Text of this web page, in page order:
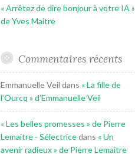
« Arrêtez de dire bonjour à votre IA »
de Yves Maitre
Commentaires récents
Emmanuelle Veil dans « La fille de
l’Ourcq » d’Emmanuelle Veil
« Les belles promesses » de Pierre
Lemaitre - Sélectricedans « Un
avenir radieux » de Pierre Lemaitre